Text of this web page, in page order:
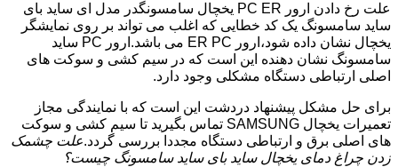
علت رخ دادن ارور PC ER یخچال سامسونگدر مدل ای ساید بای
ساید سامسونگ یک کد خطایی که اغلب می تواند بر روی نمایشگر
یخچال نشان داده شود،ارور ER PC می باشد.ارور PC ساید
سامسونگ نشان دهنده این است که در سیم کشی و سوکت های
اصلی ارتباطی دستگاه مشکلی وجود دارد.
برای حل مشکل پیشنهاد دردشت این است که با نمایندگی مجاز
تعمیرات یخچال SAMSUNG تماس بگیرید تا سیم کشی و سوکت
های اصلی برق و ارتباطی دستگاه مجددا بررسی گردد.علت چشمک
زدن چراغ دمای یخچال ساید بای ساید سامسونگ چیست؟